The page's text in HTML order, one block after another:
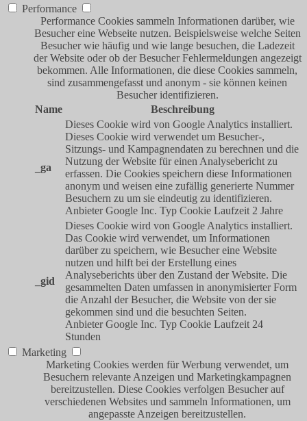
Performance
Performance Cookies sammeln Informationen darüber, wie
Besucher eine Webseite nutzen. Beispielsweise welche Seiten
Besucher wie häufig und wie lange besuchen, die Ladezeit
der Website oder ob der Besucher Fehlermeldungen angezeigt
bekommen. Alle Informationen, die diese Cookies sammeln,
sind zusammengefasst und anonym - sie können keinen
Besucher identifizieren.
Name
Beschreibung
_ga
Dieses Cookie wird von Google Analytics installiert.
Dieses Cookie wird verwendet um Besucher-,
Sitzungs- und Kampagnendaten zu berechnen und die
Nutzung der Website für einen Analysebericht zu
erfassen. Die Cookies speichern diese Informationen
anonym und weisen eine zufällig generierte Nummer
Besuchern zu um sie eindeutig zu identifizieren.
Anbieter Google Inc. Typ Cookie Laufzeit 2 Jahre
_gid
Dieses Cookie wird von Google Analytics installiert.
Das Cookie wird verwendet, um Informationen
darüber zu speichern, wie Besucher eine Website
nutzen und hilft bei der Erstellung eines
Analyseberichts über den Zustand der Website. Die
gesammelten Daten umfassen in anonymisierter Form
die Anzahl der Besucher, die Website von der sie
gekommen sind und die besuchten Seiten.
Anbieter Google Inc. Typ Cookie Laufzeit 24
Stunden
Marketing
Marketing Cookies werden für Werbung verwendet, um
Besuchern relevante Anzeigen und Marketingkampagnen
bereitzustellen. Diese Cookies verfolgen Besucher auf
verschiedenen Websites und sammeln Informationen, um
angepasste Anzeigen bereitzustellen.